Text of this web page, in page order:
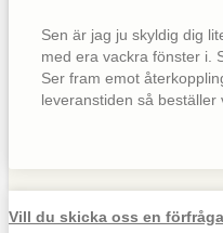
Sen är jag ju skyldig dig
med era vackra fönster i.
Ser fram emot
leveranstiden så beställer
Vill du skicka oss en